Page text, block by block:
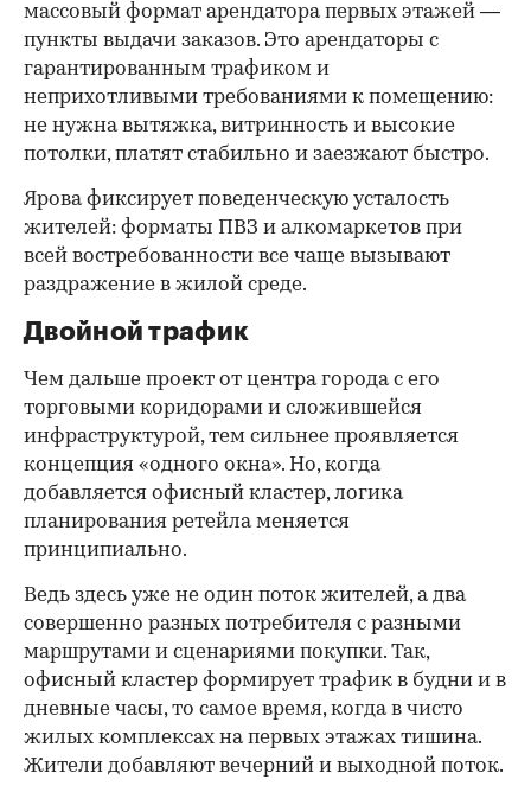
массовый формат арендатора первых этажей —
пункты выдачи заказов. Это арендаторы с
гарантированным трафиком и
неприхотливыми требованиями к помещению:
не нужна вытяжка, витринность и высокие
потолки, платят стабильно и заезжают быстро.
Ярова фиксирует поведенческую усталость
жителей: форматы ПВЗ и алкомаркетов при
всей востребованности все чаще вызывают
раздражение в жилой среде.
Двойной трафик
Чем дальше проект от центра города с его
торговыми коридорами и сложившейся
инфраструктурой, тем сильнее проявляется
концепция «одного окна». Но, когда
добавляется офисный кластер, логика
планирования ретейла меняется
принципиально.
Ведь здесь уже не один поток жителей, а два
совершенно разных потребителя с разными
маршрутами и сценариями покупки. Так,
офисный кластер формирует трафик в будни и в
дневные часы, то самое время, когда в чисто
жилых комплексах на первых этажах тишина.
Жители добавляют вечерний и выходной поток.